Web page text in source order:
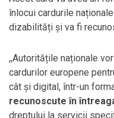
înlocui cardurile
dizabilități și va fi
,,Autoritățile naționale
cardurilor europene
cât și digital, într-un
recunoscute în
dreptului la servicii